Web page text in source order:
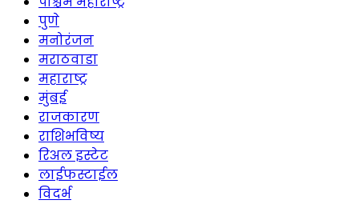
पुणे
मनोरंजन
मराठवाडा
महाराष्ट्र
मुंबई
राजकारण
राशिभविष्य
रिअल इस्टेट
लाईफस्टाईल
विदर्भ